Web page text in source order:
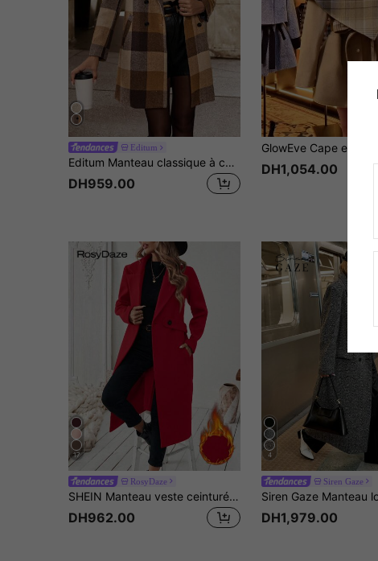
Editum
Editum Manteau classique à carreaux pour femmes en camel, avec col rabattu, fermeture à boutons et ornements décoratifs, parfait pour l'automne, l'hiver et le printemps, élégant et chaud
DH959.00
DH1,054.00
17
RosyDaze
SHEIN Manteau veste ceinturé à col cranté de couleur unie pour femmes, automne/hiver
DH962.00
4
Siren Gaze
DH1,979.00